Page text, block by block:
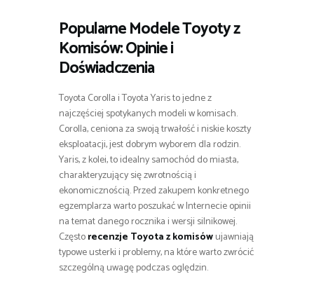
Popularne Modele Toyoty z
Komisów: Opinie i
Doświadczenia
Toyota Corolla i Toyota Yaris to jedne z
najczęściej spotykanych modeli w komisach.
Corolla, ceniona za swoją trwałość i niskie koszty
eksploatacji, jest dobrym wyborem dla rodzin.
Yaris, z kolei, to idealny samochód do miasta,
charakteryzujący się zwrotnością i
ekonomicznością. Przed zakupem konkretnego
egzemplarza warto poszukać w Internecie opinii
na temat danego rocznika i wersji silnikowej.
Częstorecenzje Toyota z komisówujawniają
typowe usterki i problemy, na które warto zwrócić
szczególną uwagę podczas oględzin.